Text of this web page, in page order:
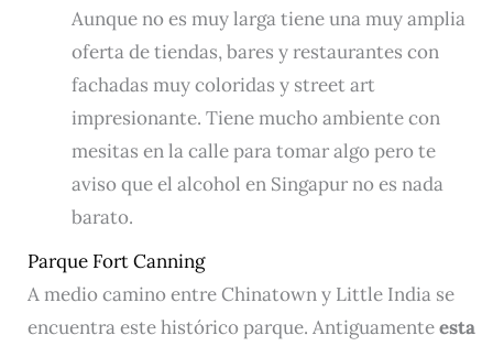
Aunque no es muy larga tiene una muy amplia
oferta de tiendas, bares y restaurantes con
fachadas muy coloridas y street art
impresionante. Tiene mucho ambiente con
mesitas en la calle para tomar algo pero te
aviso que el alcohol en Singapur no es nada
barato.
Parque Fort Canning
A medio camino entre Chinatown y Little India se
encuentra este histórico parque. Antiguamenteesta